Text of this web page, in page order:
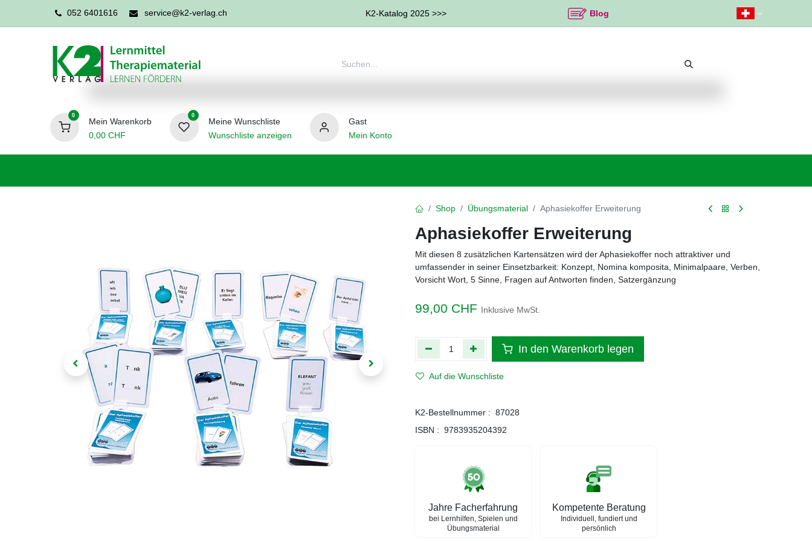
052 6401616 service@k2-verlag.ch K2-Katalog 2025 >>> Blog
0
Mein Warenkorb
0,00CHF
0
Meine Wunschliste
Wunschliste anzeigen
Gast
Mein Konto
Shop Übungsmaterial Aphasiekoffer Erweiterung
Aphasiekoffer Erweiterung
Mit diesen 8 zusätzlichen Kartensätzen wird der Aphasiekoffer noch attraktiver und
umfassender in seiner Einsetzbarkeit: Konzept, Nomina komposita, Minimalpaare, Verben,
Vorsicht Wort, 5 Sinne, Fragen auf Antworten finden, Satzergänzung
99,00 CHF Inklusive MwSt.
In den Warenkorb legen
Auf die Wunschliste
K2-Bestellnummer : 87028
ISBN : 9783935204392
Jahre Facherfahrung
bei Lernhilfen, Spielen und
Übungsmaterial
Kompetente Beratung
Individuell, fundiert und
persönlich